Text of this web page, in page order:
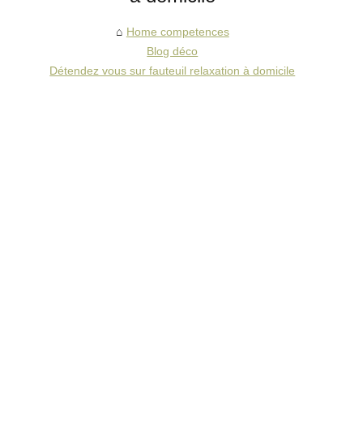
Home competences
Blog déco
Détendez vous sur fauteuil relaxation à domicile